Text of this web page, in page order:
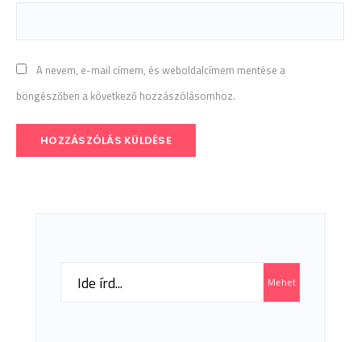
A nevem, e-mail címem, és weboldalcímem mentése a
böngészőben a következő hozzászólásomhoz.
Search
Mehet